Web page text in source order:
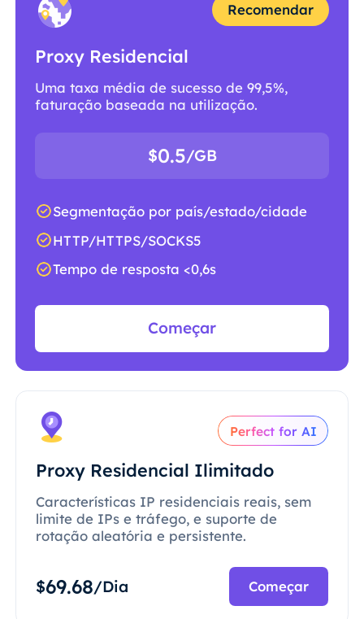
Recomendar
Proxy Residencial
Uma taxa média de sucesso de 99,5%,
faturação baseada na utilização.
$0.5/GB
Segmentação por país/estado/cidade
HTTP/HTTPS/SOCKS5
Tempo de resposta <0,6s
Começar
Perfect for AI
Proxy Residencial Ilimitado
Características IP residenciais reais, sem
limite de IPs e tráfego, e suporte de
rotação aleatória e persistente.
$69.68/Dia Começar